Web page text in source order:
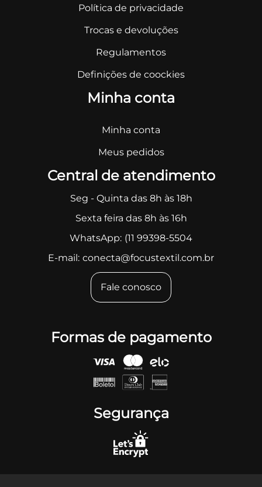
Política de privacidade
Trocas e devoluções
Regulamentos
Definições de coockies
Minha conta
Minha conta
Meus pedidos
Central de atendimento
Seg - Quinta das 8h às 18h
Sexta feira das 8h às 16h
WhatsApp: (11 99398-5504
E-mail: conecta@focustextil.com.br
Fale conosco
Formas de pagamento
Segurança